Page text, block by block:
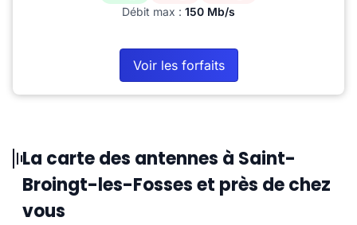
Débit max : 150 Mb/s
Voir les forfaits
La carte des antennes à Saint-
Broingt-les-Fosses et près de chez
vous